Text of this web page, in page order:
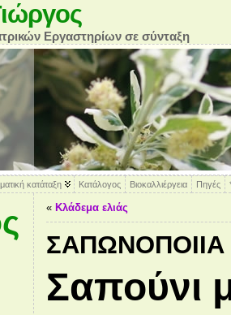
Εργαστηρίων σε σύνταξη
κατάταξη Κατάλογος Βιοκαλλιέργεια Πηγές
« Κλάδεμα ελιάς
ΣΑΠΩΝΟΠΟΙΊΑ
Σαπούνι